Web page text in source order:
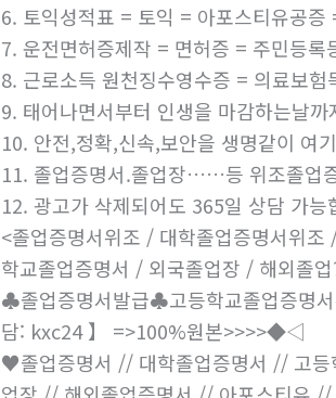
6. 토익성적표 = 토익 = 아포스티유공증
7. 운전면허증제작 = 면허증 = 주민등
8. 근로소득 원천징수영수증 = 의료보
9. 태어나면서부터 인생을 마감하는날
10. 안전,정확,신속,보안을 생명같이 여
11. 졸업증명서.졸업장……등 위조졸업
12. 광고가 삭제되어도 365일 상담 가능
<졸업증명서위조 / 대학졸업증명서위
학교졸업증명서 / 외국졸업장 / 해외졸
♣졸업증명서발급♣고등학교졸업증
담: kxc24 】 =>100%원본>>>>◆◁
♥졸업증명서 // 대학졸업증명서 // 고